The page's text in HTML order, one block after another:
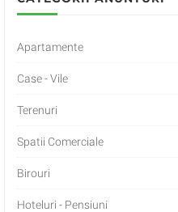
Apartamente
Case - Vile
Terenuri
Spatii Comerciale
Birouri
Hoteluri - Pensiuni